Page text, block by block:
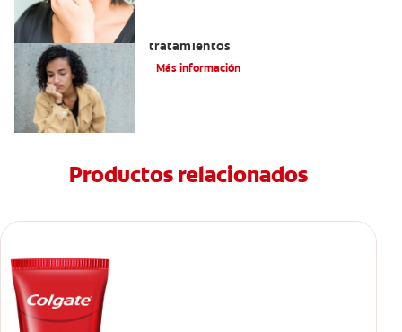
tratamientos
Más información
Productos relacionados